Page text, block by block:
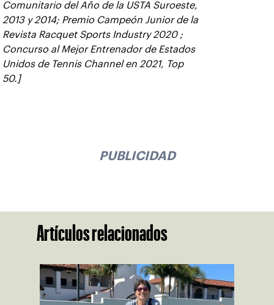
Comunitario del Año de la USTA Suroeste,
2013 y 2014; Premio Campeón Junior de la
Revista Racquet Sports Industry 2020 ;
Concurso al Mejor Entrenador de Estados
Unidos de Tennis Channel en 2021, Top
50.]
PUBLICIDAD
Artículos relacionados